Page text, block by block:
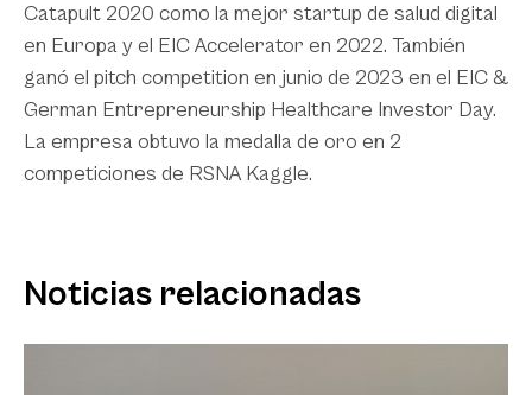
Catapult 2020 como la mejor startup de salud digital
en Europa y el EIC Accelerator en 2022. También
ganó el pitch competition en junio de 2023 en el EIC &
German Entrepreneurship Healthcare Investor Day.
La empresa obtuvo la medalla de oro en 2
competiciones de RSNA Kaggle.
Noticias relacionadas